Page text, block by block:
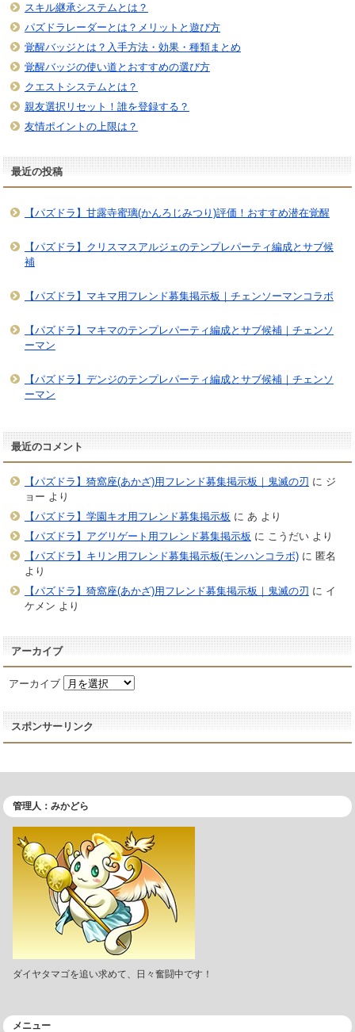
スキル継承システムとは？
パズドラレーダーとは？メリットと遊び方
覚醒バッジとは？入手方法・効果・種類まとめ
覚醒バッジの使い道とおすすめの選び方
クエストシステムとは？
親友選択リセット！誰を登録する？
友情ポイントの上限は？
最近の投稿
【パズドラ】甘露寺蜜璃(かんろじみつり)評価！おすすめ潜在覚醒
【パズドラ】クリスマスアルジェのテンプレパーティ編成とサブ候
補
【パズドラ】マキマ用フレンド募集掲示板｜チェンソーマンコラボ
【パズドラ】マキマのテンプレパーティ編成とサブ候補｜チェンソ
ーマン
【パズドラ】デンジのテンプレパーティ編成とサブ候補｜チェンソ
ーマン
最近のコメント
【パズドラ】猗窩座(あかざ)用フレンド募集掲示板｜鬼滅の刃 に ジ
ョー より
【パズドラ】学園キオ用フレンド募集掲示板 に あ より
【パズドラ】アグリゲート用フレンド募集掲示板 に こうだいより
【パズドラ】キリン用フレンド募集掲示板(モンハンコラボ)に 匿名
より
【パズドラ】猗窩座(あかざ)用フレンド募集掲示板｜鬼滅の刃 に イ
ケメン より
アーカイブ
アーカイブ
スポンサーリンク
管理人：みかどら
ダイヤタマゴを追い求めて、日々奮闘中です！
メニュー